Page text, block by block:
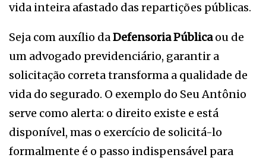
vida inteira afastado das repartições públicas.
Seja com auxílio daDefensoria Públicaou de
um advogado previdenciário, garantir a
solicitação correta transforma a qualidade de
vida do segurado. O exemplo do Seu Antônio
serve como alerta: o direito existe e está
disponível, mas o exercício de solicitá-lo
formalmente é o passo indispensável para